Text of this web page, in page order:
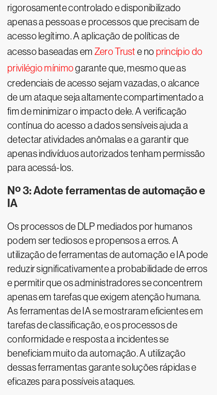
rigorosamente controlado e disponibilizado
apenas a pessoas e processos que precisam de
acesso legítimo. A aplicação de políticas de
acesso baseadas em Zero Trust e no princípio do
privilégio mínimogarante que, mesmo que as
credenciais de acesso sejam vazadas, o alcance
de um ataque seja altamente compartimentado a
fim de minimizar o impacto dele. A verificação
contínua do acesso a dados sensíveis ajuda a
detectar atividades anômalas e a garantir que
apenas indivíduos autorizados tenham permissão
para acessá-los.
Nº 3: Adote ferramentas de automação e
IA
Os processos de DLP mediados por humanos
podem ser tediosos e propensos a erros. A
utilização de ferramentas de automação e IA pode
reduzir significativamente a probabilidade de erros
e permitir que os administradores se concentrem
apenas em tarefas que exigem atenção humana.
As ferramentas de IA se mostraram eficientes em
tarefas de classificação, e os processos de
conformidade e resposta a incidentes se
beneficiam muito da automação. A utilização
dessas ferramentas garante soluções rápidas e
eficazes para possíveis ataques.